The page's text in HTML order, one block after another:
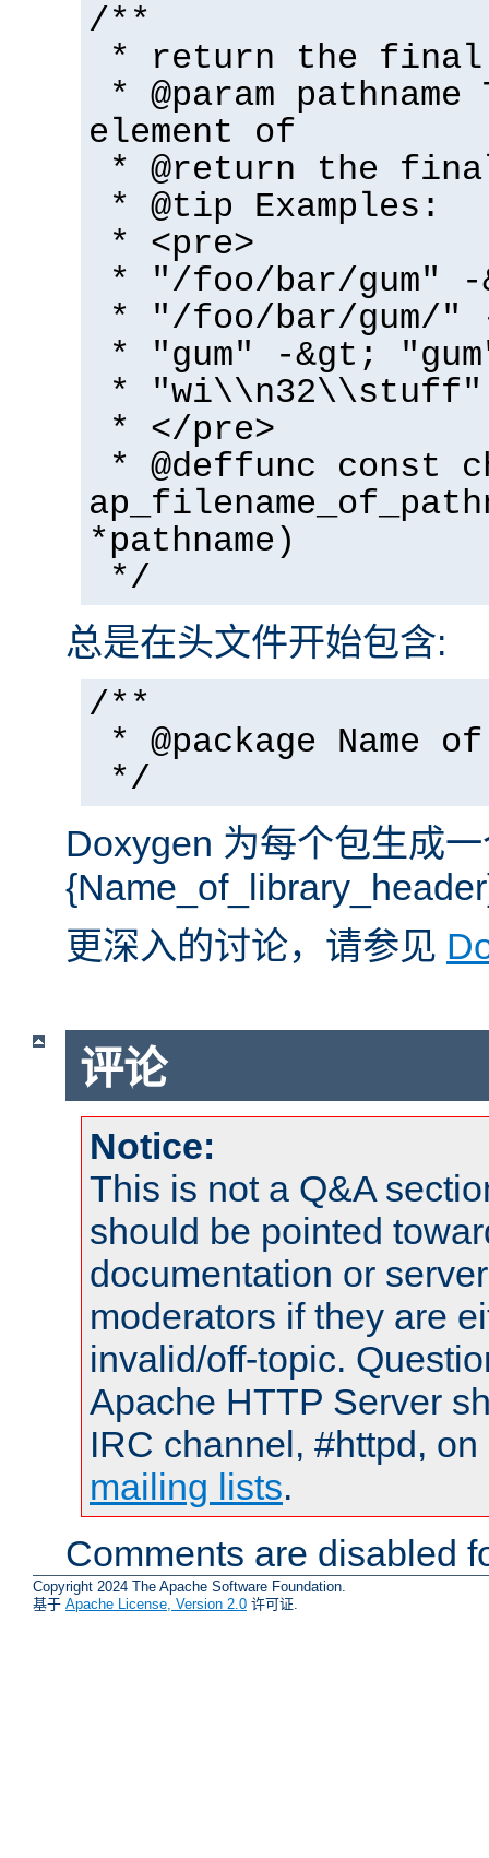
/**
* return the final
* @param
element of
* @return the
* @tip Examples:
* <pre>
* "/foo/bar/gum" -
* "/foo/bar/gum/"
* "gum" -&gt;
*
* </pre>
* @deffunc const
*pathname)
*/
总是在头文件开始包含:
/**
* @package Name
*/
Doxygen 为每个包生成
更深入的讨论，请参见
评论
Notice:
This is not a Q&A
should be pointed
documentation or
moderators if they are
invalid/off-topic.
Apache HTTP Server
IRC channel, #httpd,
mailing lists.
Comments are disabled
Copyright 2024 The Apache Software Foundation.
基于 Apache License, Version 2.0 许可证.